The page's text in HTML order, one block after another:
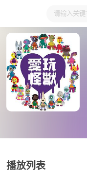
大家在看 日本动漫
播放列表